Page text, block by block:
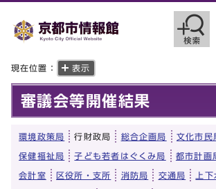
現在位置： 表示
審議会等開催結果
環境政策局 行財政局 総合企画局 文化市民
保健福祉局 子ども若者はぐくみ局 都市計画
会計室 区役所・支所 消防局 交通局 上